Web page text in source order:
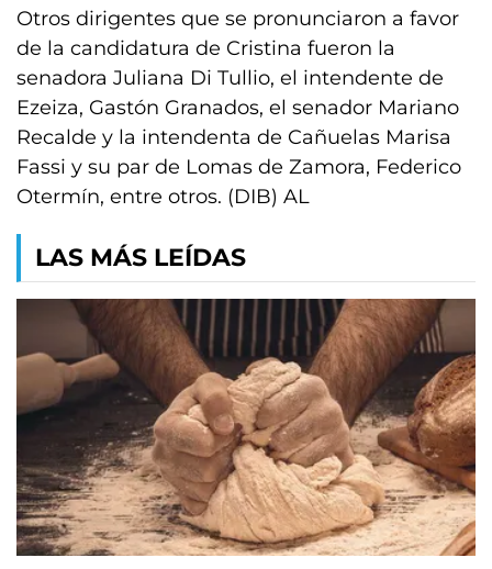
Otros dirigentes que se pronunciaron a favor
de la candidatura de Cristina fueron la
senadora Juliana Di Tullio, el intendente de
Ezeiza, Gastón Granados, el senador Mariano
Recalde y la intendenta de Cañuelas Marisa
Fassi y su par de Lomas de Zamora, Federico
Otermín, entre otros. (DIB) AL
LAS MÁS LEÍDAS